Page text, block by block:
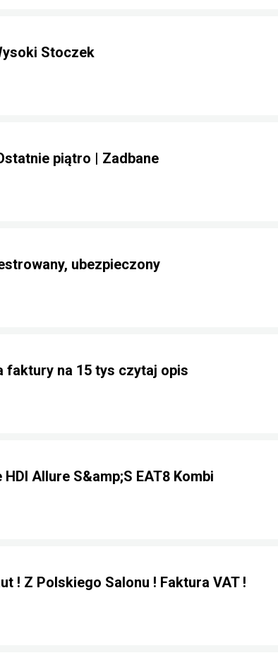
Stoczek
piątro | Zadbane
ubezpieczony
faktury na 15 tys czytaj opis
Allure S&amp;S EAT8 Kombi
! Z Polskiego Salonu ! Faktura VAT !